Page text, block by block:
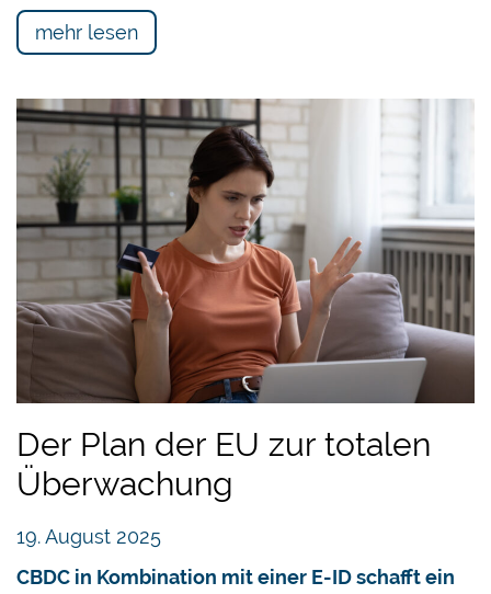
mehr lesen
Der Plan der EU zur totalen
Überwachung
19. August 2025
CBDC in Kombination mit einer E-ID schafft ein